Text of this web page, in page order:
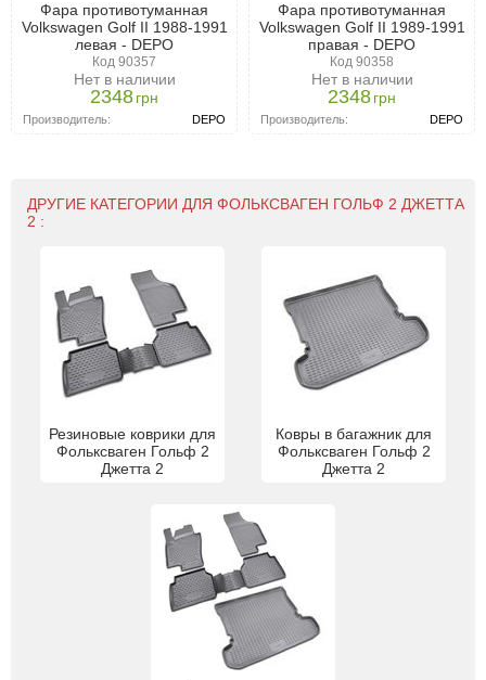
Фара противотуманная
Volkswagen Golf II 1988-1991
левая - DEPO
Код 90357
Нет в наличии
2348грн
Производитель: DEPO
Фара противотуманная
Volkswagen Golf II 1989-1991
правая - DEPO
Код 90358
Нет в наличии
2348грн
Производитель: DEPO
ДРУГИЕ КАТЕГОРИИ ДЛЯ ФОЛЬКСВАГЕН ГОЛЬФ 2 ДЖЕТТА
2 :
Резиновые коврики для
Фольксваген Гольф 2
Джетта 2
Ковры в багажник для
Фольксваген Гольф 2
Джетта 2